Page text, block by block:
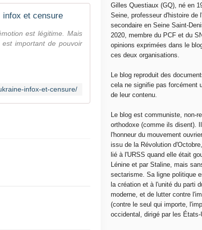
infox et censure
est légitime. Mais
important de pouvoir
infox-et-censure/
Gilles Questiaux (GQ), né en
Seine, professeur d'histoire de
secondaire en Seine Saint-
2020, membre du PCF et du
opinions exprimées dans le
ces deux organisations.
Le blog reproduit des
cela ne signifie pas forcément
de leur contenu.
Le blog est communiste, non-
orthodoxe (comme ils disent).
l'honneur du mouvement
issu de la Révolution
lié à l'URSS quand elle était
Lénine et par Staline, mais
sectarisme. Sa ligne politique
la création et à l'unité du parti
moderne, et de lutter contre
(contre le seul qui importe,
occidental, dirigé par les États-